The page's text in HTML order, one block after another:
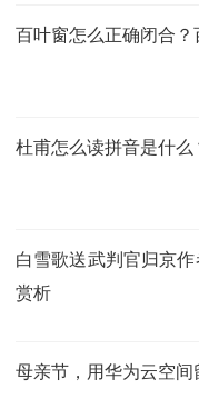
百叶窗怎么正确闭合？
杜甫怎么读拼音是什么
白雪歌送武判官归京
赏析
母亲节，用华为云空间